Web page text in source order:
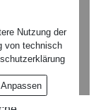
Nutzung der
von technisch
Anpassen